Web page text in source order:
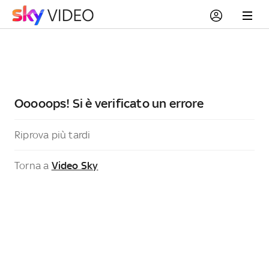
Ooooops! Si è verificato un errore
Riprova più tardi
Torna a Video Sky